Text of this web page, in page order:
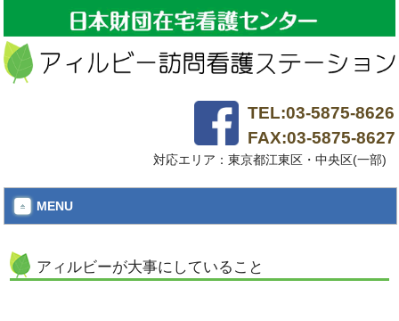
TEL:03-5875-8626
FAX:03-5875-8627
対応エリア：東京都江東区・中央区(一部)
MENU
アィルビーが大事にしていること